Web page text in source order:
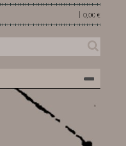
0,00 €
|